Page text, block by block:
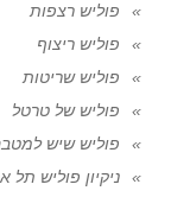
פוליש רצפות
פוליש ריצוף
פוליש שריטות
פוליש של טרטל
פוליש שיש
ניקיון פוליש תל